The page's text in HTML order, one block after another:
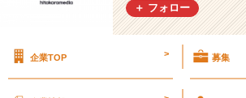
入
映
＋ フォロー
企業TOP > 募集